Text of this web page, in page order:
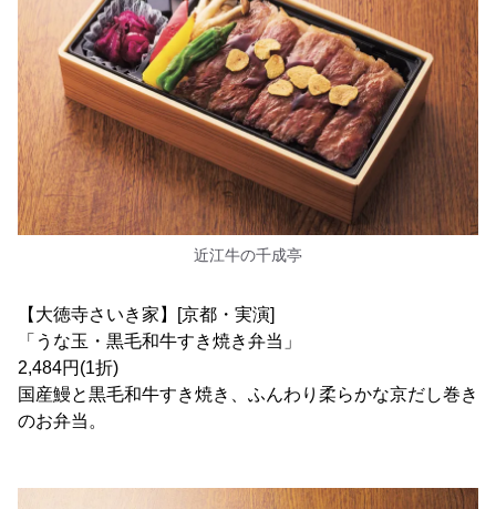
近江牛の千成亭
【大徳寺さいき家】[京都・実演]
「うな玉・黒毛和牛すき焼き弁当」
2,484円(1折)
国産鰻と黒毛和牛すき焼き、ふんわり柔らかな京だし巻き
のお弁当。